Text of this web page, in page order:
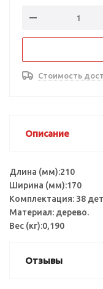
Стоимость
Описание
Длина (мм):210
Ширина (мм):170
Комплектация: 38
Материал: дерево.
Вес (кг):0,190
Отзывы